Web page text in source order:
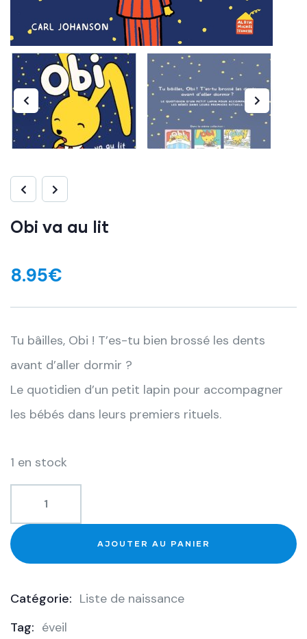
Obi va au lit
8.95€
Tu bâilles, Obi ! T’es-tu bien brossé les dents
avant d’aller dormir ?
Le quotidien d’un petit lapin pour accompagner
les bébés dans leurs premiers rituels.
1 en stock
AJOUTER AU PANIER
Catégorie: Liste de naissance
Tag: éveil